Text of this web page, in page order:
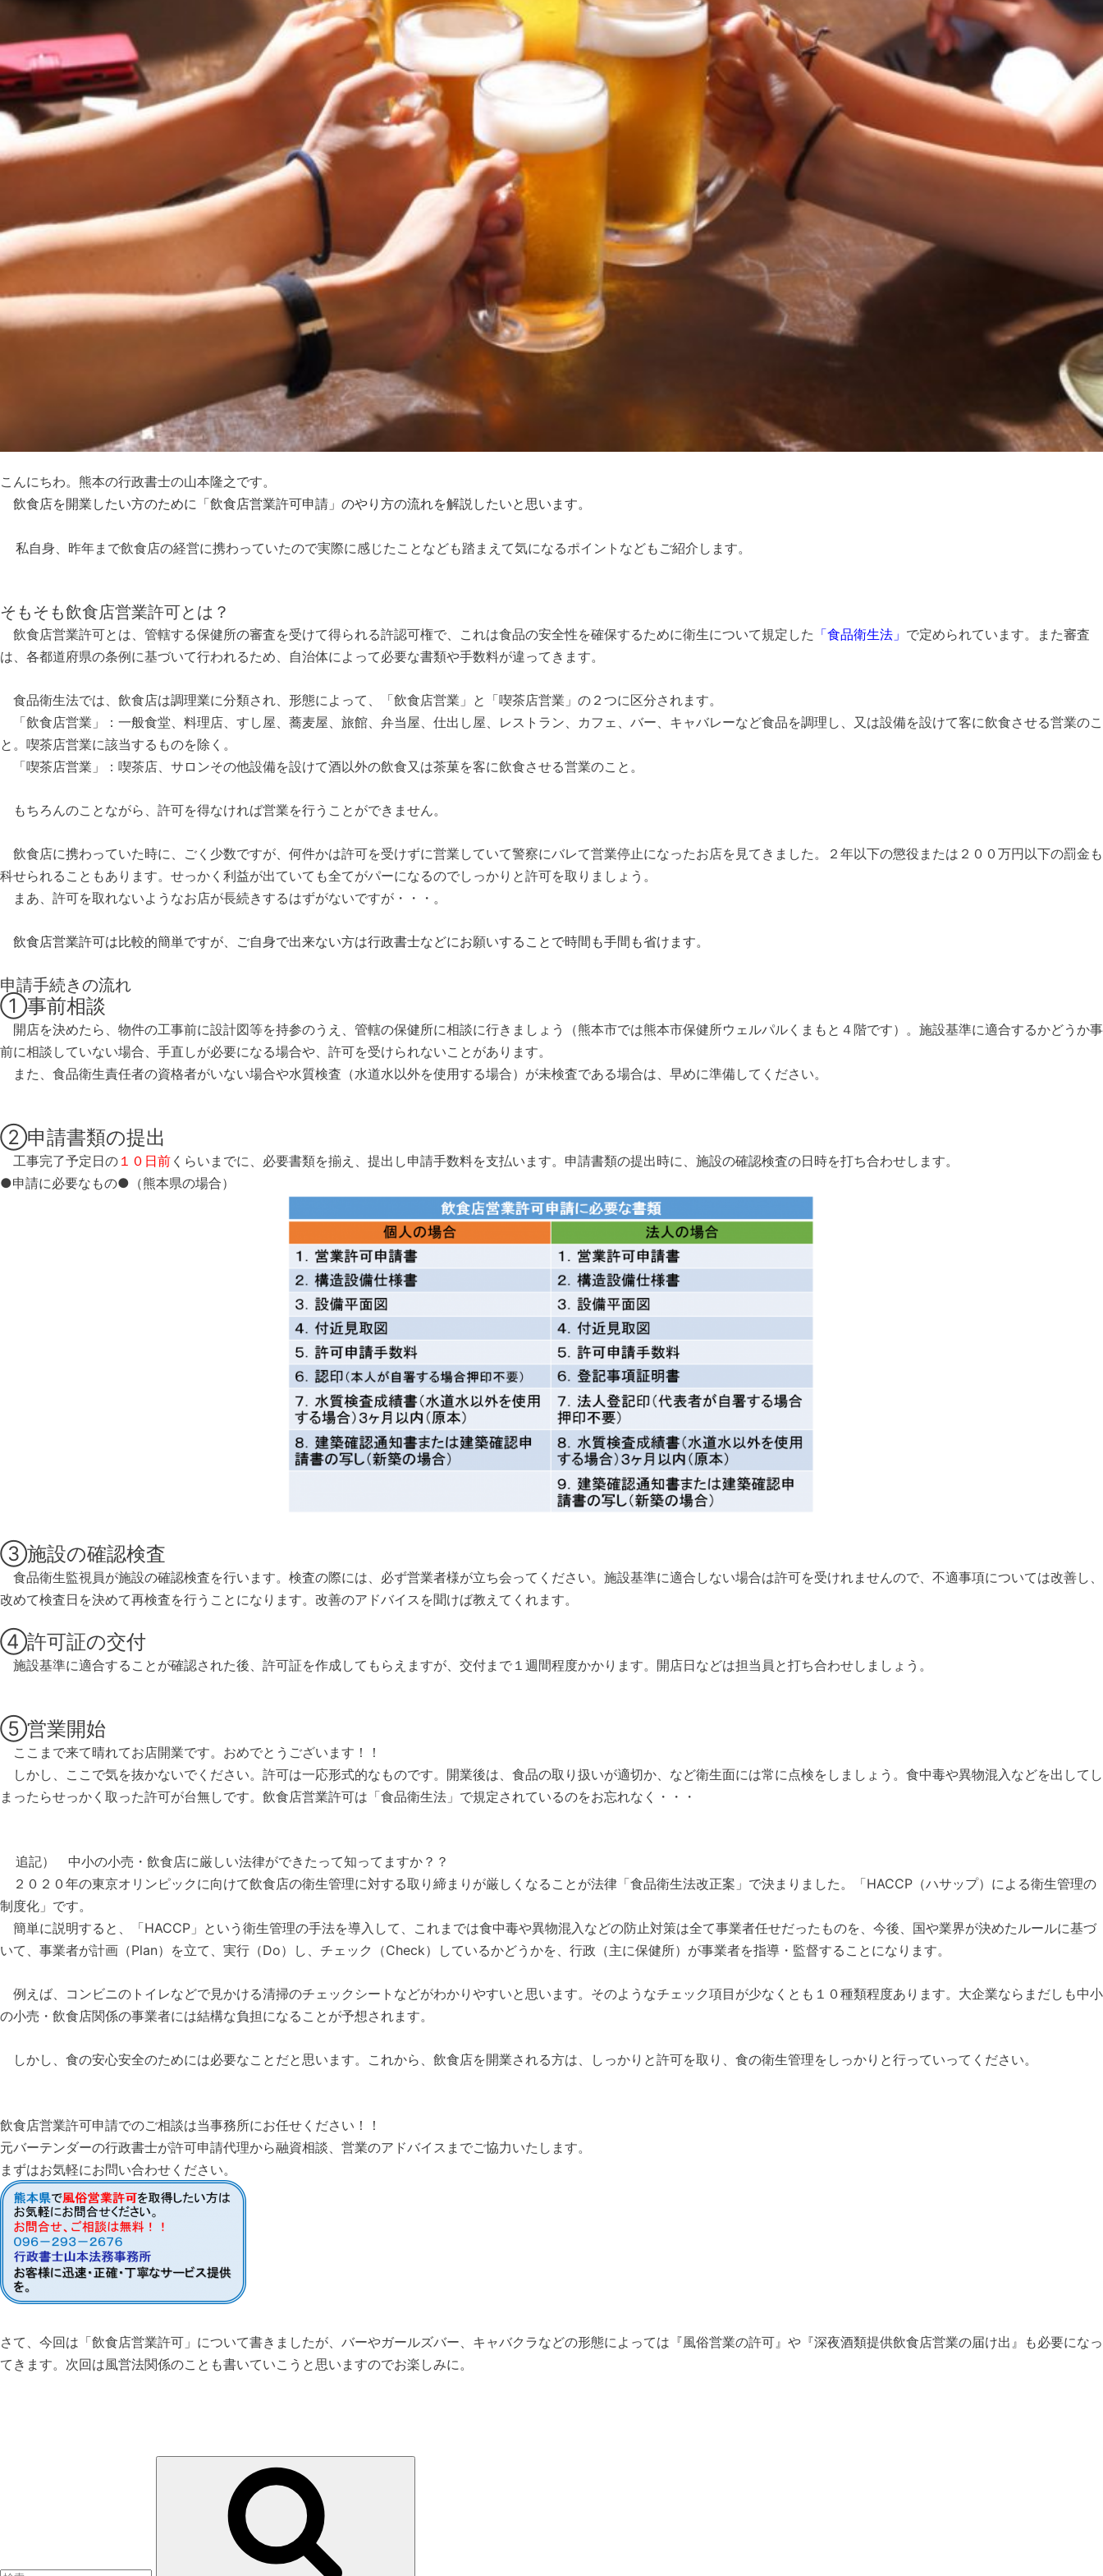
ご依頼の流れ
Profile
アクセス
こんにちわ。熊本の行政書士の山本隆之です。
飲食店を開業したい方のために「飲食店営業許可申請」のやり方の流れを解説したいと思います。
私自身、昨年まで飲食店の経営に携わっていたので実際に感じたことなども踏まえて気になるポイントなどもご紹介します。
そもそも飲食店営業許可とは？
飲食店営業許可とは、管轄する保健所の審査を受けて得られる許認可権で、これは食品の安全性を確保するために衛生について規定した 「食品衛生法」 で定められています。また審査
は、各都道府県の条例に基づいて行われるため、自治体によって必要な書類や手数料が違ってきます。
食品衛生法では、飲食店は調理業に分類され、形態によって、「飲食店営業」と「喫茶店営業」の２つに区分されます。
「飲食店営業」
：一般食堂、料理店、すし屋、蕎麦屋、旅館、弁当屋、仕出し屋、レストラン、カフェ、バー、キャバレーなど食品を調理し、又は設備を設けて客に飲食させる営業のこ
と。喫茶店営業に該当するものを除く。
「喫茶店営業」
：喫茶店、サロンその他設備を設けて酒以外の飲食又は茶菓を客に飲食させる営業のこと。
もちろんのことながら、許可を得なければ営業を行うことができません。
飲食店に携わっていた時に、ごく少数ですが、何件かは許可を受けずに営業していて警察にバレて営業停止になったお店を見てきました。２年以下の懲役または２００万円以下の罰金も
科せられることもあります。せっかく利益が出ていても全てがパーになるのでしっかりと許可を取りましょう。
まあ、許可を取れないようなお店が長続きするはずがないですが・・・。
飲食店営業許可は比較的簡単ですが、ご自身で出来ない方は行政書士などにお願いすることで時間も手間も省けます。
申請手続きの流れ
①事前相談
開店を決めたら、物件の工事前に設計図等を持参のうえ、管轄の保健所に相談に行きましょう（熊本市では熊本市保健所ウェルパルくまもと４階です）。施設基準に適合するかどうか事
前に相談していない場合、手直しが必要になる場合や、許可を受けられないことがあります。
また、食品衛生責任者の資格者がいない場合や水質検査（水道水以外を使用する場合）が未検査である場合は、早めに準備してください。
②申請書類の提出
工事完了予定日の １０日前 くらいまでに、必要書類を揃え、提出し申請手数料を支払います。申請書類の提出時に、施設の確認検査の日時を打ち合わせします。
●申請に必要なもの●（熊本県の場合）
③施設の確認検査
食品衛生監視員が施設の確認検査を行います。検査の際には、必ず営業者様が立ち会ってください。施設基準に適合しない場合は許可を受けれませんので、不適事項については改善し、
改めて検査日を決めて再検査を行うことになります。改善のアドバイスを聞けば教えてくれます。
④許可証の交付
施設基準に適合することが確認された後、許可証を作成してもらえますが、交付まで１週間程度かかります。開店日などは担当員と打ち合わせしましょう。
⑤営業開始
ここまで来て晴れてお店開業です。おめでとうございます！！
しかし、ここで気を抜かないでください。許可は一応形式的なものです。開業後は、食品の取り扱いが適切か、など衛生面には常に点検をしましょう。食中毒や異物混入などを出してし
まったらせっかく取った許可が台無しです。飲食店営業許可は「食品衛生法」で規定されているのをお忘れなく・・・
追記） 中小の小売・飲食店に厳しい法律ができたって知ってますか？？
２０２０年の東京オリンピックに向けて飲食店の衛生管理に対する取り締まりが厳しくなることが法律「食品衛生法改正案」で決まりました。「HACCP（ハサップ）による衛生管理の
制度化」です。
簡単に説明すると、「HACCP」という衛生管理の手法を導入して、これまでは食中毒や異物混入などの防止対策は全て事業者任せだったものを、今後、国や業界が決めたルールに基づ
いて、事業者が計画（Plan）を立て、実行（Do）し、チェック（Check）しているかどうかを、行政（主に保健所）が事業者を指導・監督することになります。
例えば、コンビニのトイレなどで見かける清掃のチェックシートなどがわかりやすいと思います。そのようなチェック項目が少なくとも１０種類程度あります。大企業ならまだしも中小
の小売・飲食店関係の事業者には結構な負担になることが予想されます。
しかし、食の安心安全のためには必要なことだと思います。これから、飲食店を開業される方は、しっかりと許可を取り、食の衛生管理をしっかりと行っていってください。
飲食店営業許可申請でのご相談は当事務所にお任せください！！
元バーテンダーの行政書士が許可申請代理から融資相談、営業のアドバイスまでご協力いたします。
まずはお気軽にお問い合わせください。
さて、今回は「飲食店営業許可」について書きましたが、バーやガールズバー、キャバクラなどの形態によっては『風俗営業の許可』や『深夜酒類提供飲食店営業の届け出』も必要になっ
てきます。次回は風営法関係のことも書いていこうと思いますのでお楽しみに。